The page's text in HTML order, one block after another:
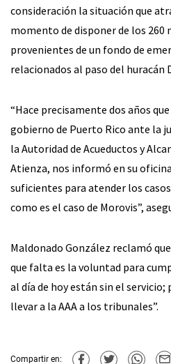
consideración la situación que
momento de disponer de los 260
provenientes de un fondo de
relacionados al paso del huracán
“Hace precisamente dos años
gobierno de Puerto Rico ante la
la Autoridad de Acueductos y
Atienza, nos informó en su
suficientes para atender los
como es el caso de Morovis”,
Maldonado González reclamó
que falta es la voluntad para
al día de hoy están sin el servicio;
llevar a la AAA a los tribunales”.
Compartir en: